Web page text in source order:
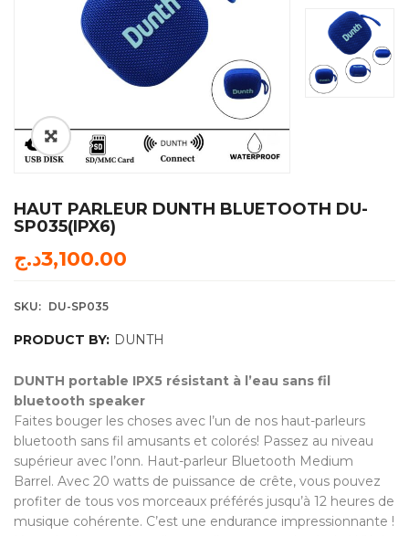
HAUT PARLEUR DUNTH BLUETOOTH DU-
SP035(IPX6)
3,100.00د.ج
SKU: DU-SP035
PRODUCT BY: DUNTH
DUNTH portable IPX5 résistant à l’eau sans fil
bluetooth speaker
Faites bouger les choses avec l’un de nos haut-parleurs
bluetooth sans fil amusants et colorés! Passez au niveau
supérieur avec l’onn. Haut-parleur Bluetooth Medium
Barrel. Avec 20 watts de puissance de crête, vous pouvez
profiter de tous vos morceaux préférés jusqu’à 12 heures de
musique cohérente. C’est une endurance impressionnante !